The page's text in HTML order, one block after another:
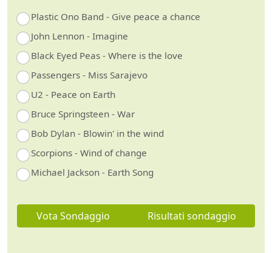
Plastic Ono Band - Give peace a chance
John Lennon - Imagine
Black Eyed Peas - Where is the love
Passengers - Miss Sarajevo
U2 - Peace on Earth
Bruce Springsteen - War
Bob Dylan - Blowin' in the wind
Scorpions - Wind of change
Michael Jackson - Earth Song
Vota Sondaggio Risultati sondaggio